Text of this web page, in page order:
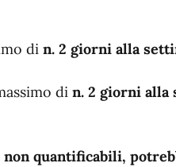
di n. 2 giorni alla
di n. 2 giorni alla
quantificabili,